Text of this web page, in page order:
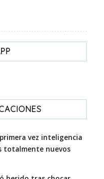
vez inteligencia
totalmente nuevos